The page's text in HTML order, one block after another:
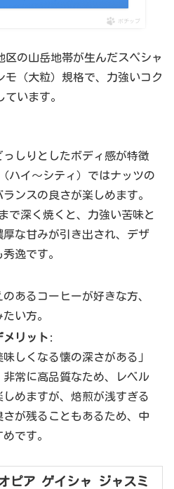
ポチップ
区の山岳地帯が生んだスペシャ
モ（大粒）規格で、力強いコク
います。
しりとしたボディ感が特徴
ハイ〜シティ）ではナッツの
ンスの良さが楽しめます。
で深く焼くと、力強い苦味と
な甘みが引き出され、デザ
逸です。
あるコーヒーが好きな方、
い方。
メリット :
味しくなる懐の深さがある」
常に高品質なため、レベル
めますが、焙煎が浅すぎる
が残ることもあるため、中
です。
ピア ゲイシャ ジャスミ